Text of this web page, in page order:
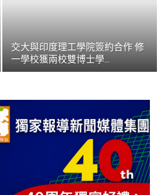
交大與印度理工學院簽約合作 修
一學校獲兩校雙博士學...